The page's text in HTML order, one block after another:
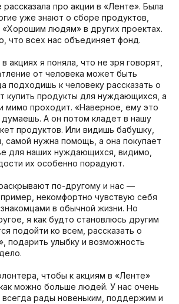
про акции в «Ленте». Была
уже знают о сборе продуктов,
людям» в других проектах.
что всех нас объединяет фонд.
акциях я поняла, что не зря говорят,
от человека может быть
подходишь к человеку рассказать о
купить продукты для нуждающихся, а
мимо проходит. «Наверное, ему это
А он потом кладет в нашу
продуктов. Или видишь бабушку,
самой нужна помощь, а она покупает
для наших нуждающихся, видимо,
их особенно порадуют.
по-другому и нас —
некомфортно чувствую себя
в обычной жизни. Но
я как будто становлюсь другим
подойти ко всем, рассказать о
подарить улыбку и возможность
чтобы к акциям в «Ленте»
можно больше людей. У нас очень
всегда рады новеньким, поддержим и